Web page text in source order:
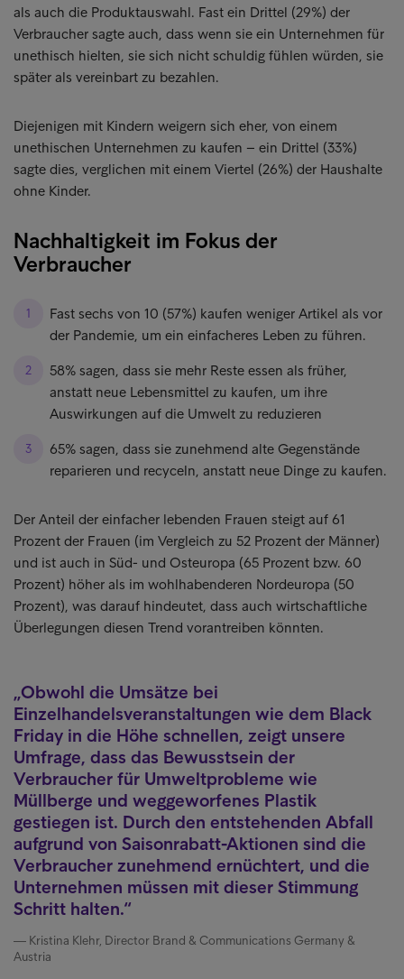
als auch die Produktauswahl. Fast ein Drittel (29%) der
Verbraucher sagte auch, dass wenn sie ein Unternehmen für
unethisch hielten, sie sich nicht schuldig fühlen würden, sie
später als vereinbart zu bezahlen.
Diejenigen mit Kindern weigern sich eher, von einem
unethischen Unternehmen zu kaufen – ein Drittel (33%)
sagte dies, verglichen mit einem Viertel (26%) der Haushalte
ohne Kinder.
Nachhaltigkeit im Fokus der
Verbraucher
Fast sechs von 10 (57%) kaufen weniger Artikel als vor
der Pandemie, um ein einfacheres Leben zu führen.
58% sagen, dass sie mehr Reste essen als früher,
anstatt neue Lebensmittel zu kaufen, um ihre
Auswirkungen auf die Umwelt zu reduzieren
65% sagen, dass sie zunehmend alte Gegenstände
reparieren und recyceln, anstatt neue Dinge zu kaufen.
Der Anteil der einfacher lebenden Frauen steigt auf 61
Prozent der Frauen (im Vergleich zu 52 Prozent der Männer)
und ist auch in Süd- und Osteuropa (65 Prozent bzw. 60
Prozent) höher als im wohlhabenderen Nordeuropa (50
Prozent), was darauf hindeutet, dass auch wirtschaftliche
Überlegungen diesen Trend vorantreiben könnten.
Obwohl die Umsätze bei
Einzelhandelsveranstaltungen wie dem Black
Friday in die Höhe schnellen, zeigt unsere
Umfrage, dass das Bewusstsein der
Verbraucher für Umweltprobleme wie
Müllberge und weggeworfenes Plastik
gestiegen ist. Durch den entstehenden Abfall
aufgrund von Saisonrabatt-Aktionen sind die
Verbraucher zunehmend ernüchtert, und die
Unternehmen müssen mit dieser Stimmung
Schritt halten.
Kristina Klehr, Director Brand & Communications Germany &
Austria